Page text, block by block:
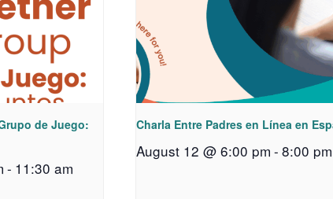
de Juego:
- 11:30 am
Charla Entre Padres en Línea en
August 12 @ 6:00 pm - 8:00 pm